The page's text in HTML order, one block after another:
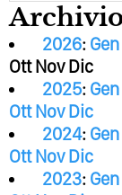
2026: Gen
Ott Nov Dic
2025: Gen
Ott Nov Dic
2024: Gen
Ott Nov Dic
2023: Gen